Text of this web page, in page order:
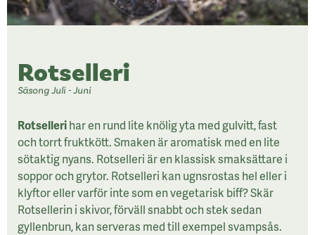
Rotselleri
Säsong Juli - Juni
Rotsellerihar en rund lite knölig yta med gulvitt, fast
och torrt fruktkött. Smaken är aromatisk med en lite
sötaktig nyans. Rotselleri är en klassisk smaksättare i
soppor och grytor. Rotselleri kan ugnsrostas hel eller i
klyftor eller varför inte som en vegetarisk biff? Skär
Rotsellerin i skivor, förväll snabbt och stek sedan
gyllenbrun, kan serveras med till exempel svampsås.